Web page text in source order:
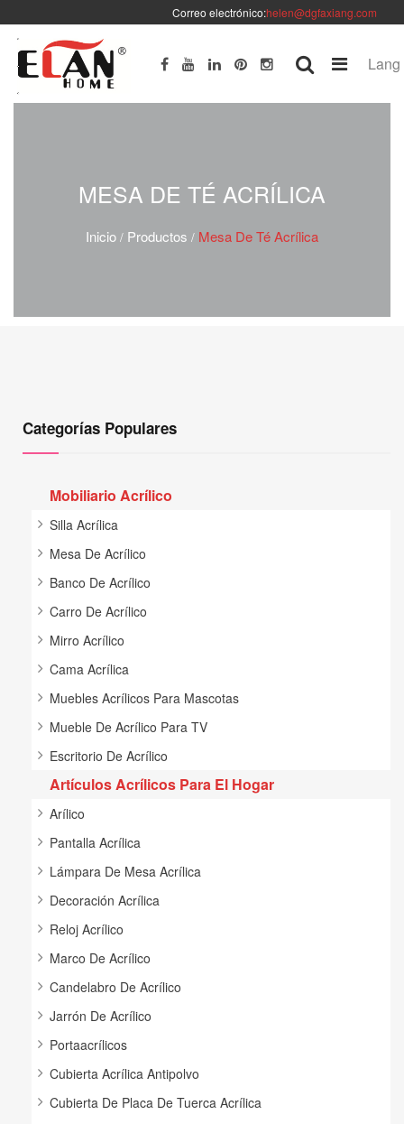
Correo electrónico:helen@dgfaxiang.com
Lang
MESA DE TÉ ACRÍLICA
Inicio / Productos / Mesa De Té Acrílica
Categorías Populares
Mobiliario Acrílico
Silla Acrílica
Mesa De Acrílico
Banco De Acrílico
Carro De Acrílico
Mirro Acrílico
Cama Acrílica
Muebles Acrílicos Para Mascotas
Mueble De Acrílico Para TV
Escritorio De Acrílico
Artículos Acrílicos Para El Hogar
Arílico
Pantalla Acrílica
Lámpara De Mesa Acrílica
Decoración Acrílica
Reloj Acrílico
Marco De Acrílico
Candelabro De Acrílico
Jarrón De Acrílico
Portaacrílicos
Cubierta Acrílica Antipolvo
Cubierta De Placa De Tuerca Acrílica